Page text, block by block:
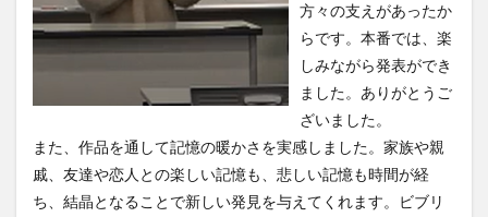
方々の支えがあったか
らです。本番では、楽
しみながら発表ができ
ました。ありがとうご
ざいました。
また、作品を通して記憶の暖かさを実感しました。家族や親
戚、友達や恋人との楽しい記憶も、悲しい記憶も時間が経
ち、結晶となることで新しい発見を与えてくれます。ビブリ